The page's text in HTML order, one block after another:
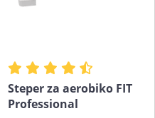
Steper za aerobiko FIT
Professional